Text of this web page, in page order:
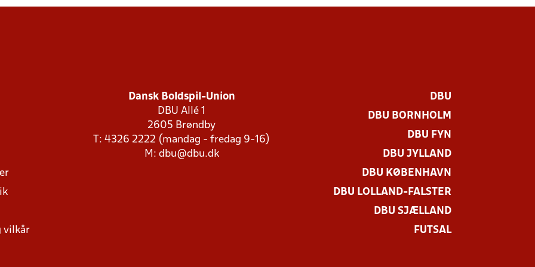
vilkår
Dansk Boldspil-Union
DBU Allé 1
2605 Brøndby
T: 4326 2222 (mandag - fredag 9-16)
M: dbu@dbu.dk
DBU
DBU BORNHOLM
DBU FYN
DBU JYLLAND
DBU KØBENHAVN
DBU LOLLAND-FALSTER
DBU SJÆLLAND
FUTSAL